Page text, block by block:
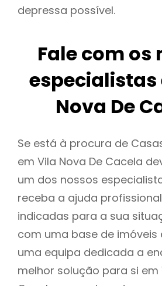
depressa possível.
Fale com os
especialistas
Nova De
Se está à procura de
em Vila Nova De Cacela
um dos nossos
receba a ajuda
indicadas para a sua
com uma base de imóveis
uma equipa dedicada a
melhor solução para si em